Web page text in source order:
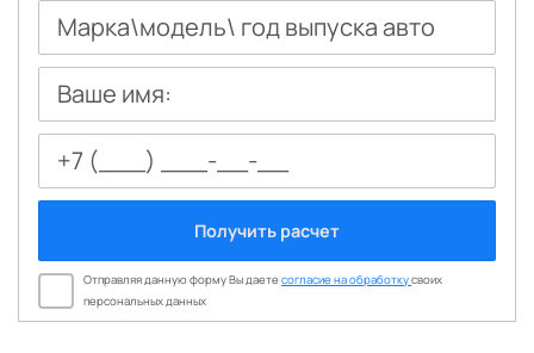
Марка\модель\ год выпуска авто
Ваше имя:
Получить расчет
Отправляя данную форму Вы даетесогласие на обработкусвоих
персональных данных